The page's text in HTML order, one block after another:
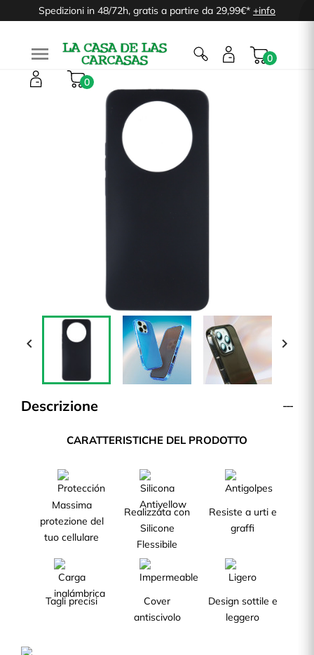
Spedizioni in 48/72h, gratis a partire da 29,99€* +info

0
0
 
Descrizione
CARATTERISTICHE DEL PRODOTTO
Massima
protezione del
tuo cellulare
Realizzata con
Silicone
Flessibile
Resiste a urti e
graffi
Tagli precisi
Cover
antiscivolo
Design sottile e
leggero